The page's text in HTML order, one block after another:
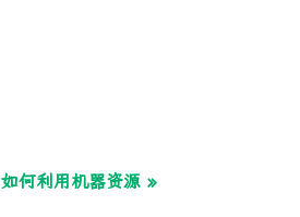
如何利用机器资源 »